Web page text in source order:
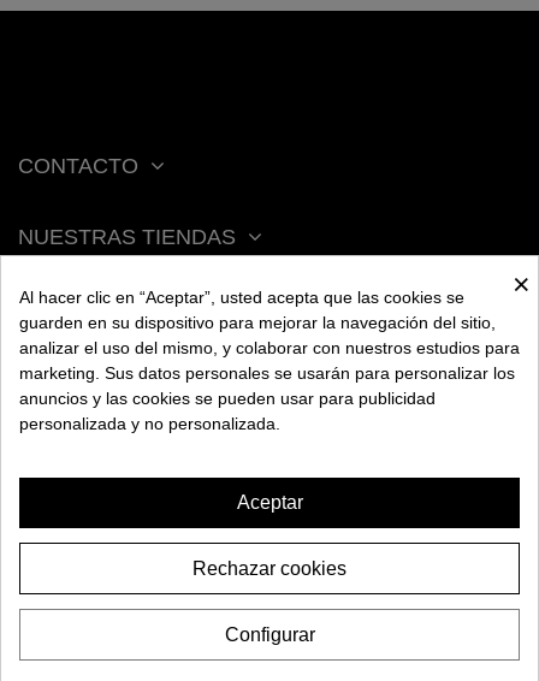
CACHIMBA MS BABY
CONTACTO
NUESTRAS TIENDAS
ACERCA DE BENGALA
AYUDA
×
Al hacer clic en “Aceptar”, usted acepta que las cookies se
guarden en su dispositivo para mejorar la navegación del sitio,
analizar el uso del mismo, y colaborar con nuestros estudios para
marketing. Sus datos personales se usarán para personalizar los
anuncios y las cookies se pueden usar para publicidad
personalizada y no personalizada.
Aceptar
Rechazar cookies
Configurar